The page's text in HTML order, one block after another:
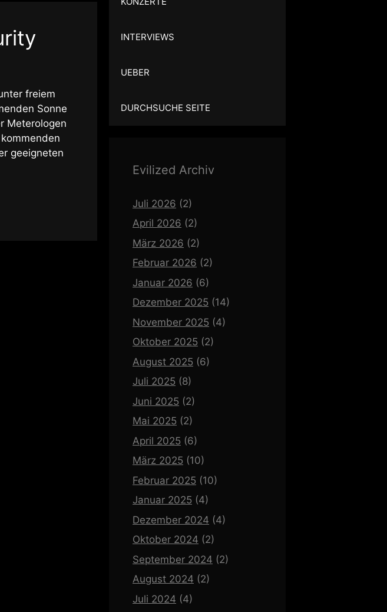
freiem
Sonne
Meterologen
geeigneten
INTERVIEWS
UEBER
DURCHSUCHE SEITE
Evilized Archiv
Juli 2026 (2)
April 2026 (2)
März 2026 (2)
Februar 2026 (2)
Januar 2026 (6)
Dezember 2025 (14)
November 2025 (4)
Oktober 2025 (2)
August 2025 (6)
Juli 2025 (8)
Juni 2025 (2)
Mai 2025 (2)
April 2025 (6)
März 2025 (10)
Februar 2025 (10)
Januar 2025 (4)
Dezember 2024 (4)
Oktober 2024 (2)
September 2024 (2)
August 2024 (2)
Juli 2024 (4)